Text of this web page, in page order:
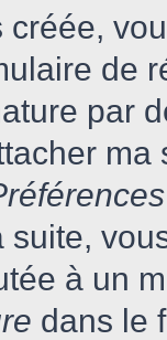
créée,
de
par
suite,
à un
dans le